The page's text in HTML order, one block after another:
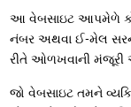
આ વેબસાઇટ આપમેળે
નંબર અથવા ઈ-મેલ
રીતે ઓળખવાની
જો વેબસાઇટ તમને